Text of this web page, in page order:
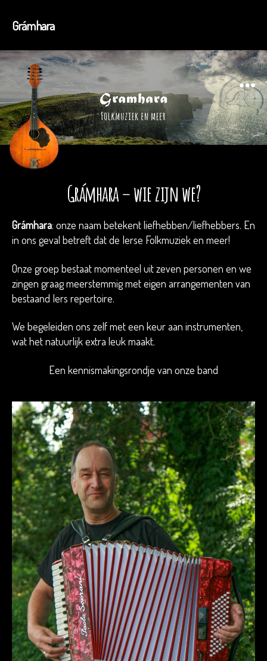
Grámhara
Menu
Grámhara – wie zijn we?
Grámhara: onze naam betekent liefhebben/liefhebbers. En
in ons geval betreft dat de Ierse Folkmuziek en meer!
Onze groep bestaat momenteel uit zeven personen en we
zingen graag meerstemmig met eigen arrangementen van
bestaand Iers repertoire.
We begeleiden ons zelf met een keur aan instrumenten,
wat het natuurlijk extra leuk maakt.
Een kennismakingsrondje van onze band